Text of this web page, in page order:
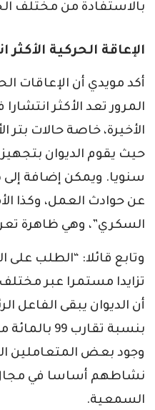
بالاستفادة من مختلف
الإعاقة الحركية الأكثر
أكد مويدي أن الإعاقات
المرور تعد الأكثر
الأخيرة، خاصة حالات بتر
حيث يقوم الديوان
سنويا. ويمكن إضافة إلى
عن حوادث العمل، وكذا
السكري”، وهي ظاهرة
وتابع قائلا: “الطلب
تزايدا مستمرا عبر
أن الديوان يبقى الفاعل
بنسبة تقارب
وجود بعض المتعاملين
نشاطهم أساسا في مجال
السمعية.